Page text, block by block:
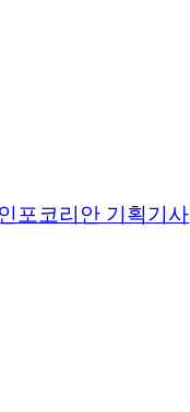
포코리안 기획기사